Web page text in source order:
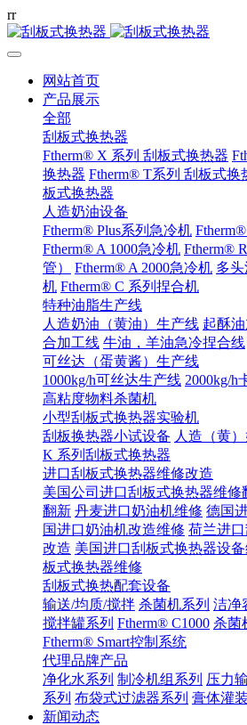
rr
网站首页
产品展示
全部
刮板式换热器
Ftherm® X 系列 刮板式换热器
换热器 Ftherm® T系列 刮板式换
板式换热器
人造奶油设备
Ftherm® Plus系列急冷机
Ftherm® A 1000急冷机 Ftherm®
管）
Ftherm® A 2000急冷机 多
机 Ftherm® C 系列捏合机
特种油脂生产线
人造奶油（黄油）生产线 起酥
合加工线 牛油，羊油急冷捏合线
可丝达（蛋黄酱）生产线
1000kg/h可丝达生产线 2000kg/h
高粘度物料杀菌机
小型刮板式换热器实验机
刮板换热器小试设备 人造（黄
K 系列刮板式换热器
进口刮板式换热器维修改造
美国公司进口刮板式换热器维修
翻新 丹麦进口奶油机维修 德国
国进口奶油机改造维修 荷兰进
改造 美国进口刮板式换热器设
板式换热器维修
刮板式换热配套设备
输送/均质/搅拌 杀菌机系列 洁净
搅拌罐系列 Ftherm® C1000 杀菌
Ftherm® Smart控制系统
代理品牌产品
净化水系列 制冷机组系列 压力
系列 布袋式过滤器系列 膏体灌
新闻动态